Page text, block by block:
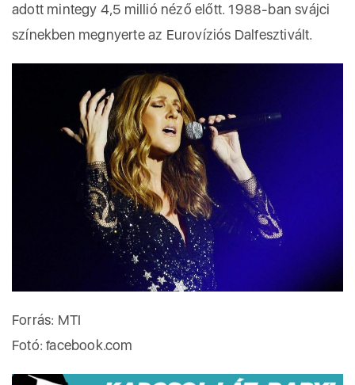
adott mintegy 4,5 millió néző előtt. 1988-ban svájci
színekben megnyerte az Eurovíziós Dalfesztivált.
Forrás: MTI
Fotó: facebook.com